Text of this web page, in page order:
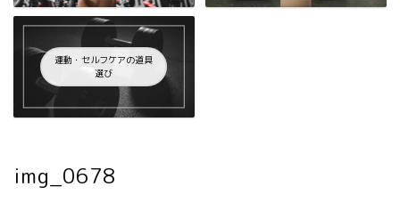
運動・セルフケアの道具
選び
img_0678